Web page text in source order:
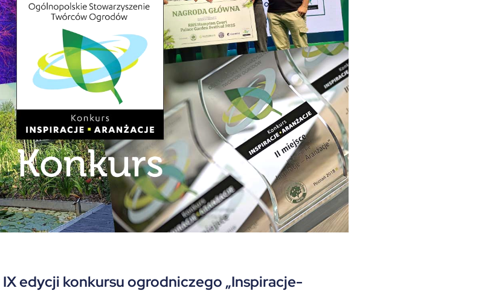
IX edycji konkursu ogrodniczego „Inspiracje-